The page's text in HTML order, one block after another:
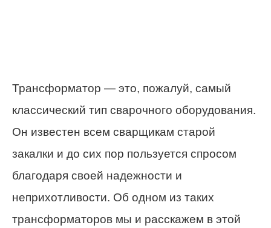
Трансформатор — это, пожалуй, самый
классический тип сварочного оборудования.
Он известен всем сварщикам старой
закалки и до сих пор пользуется спросом
благодаря своей надежности и
неприхотливости. Об одном из таких
трансформаторов мы и расскажем в этой